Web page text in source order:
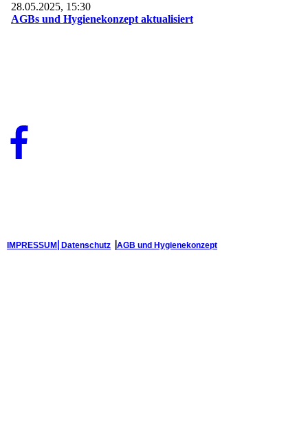
28.05.2025, 15:30
AGBs und Hygienekonzept aktualisiert
IMPRESSUM⎢ Datenschutz AGB und Hygienekonzept